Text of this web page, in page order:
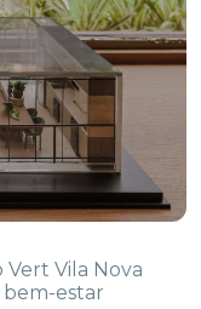
Vila Nova
estar